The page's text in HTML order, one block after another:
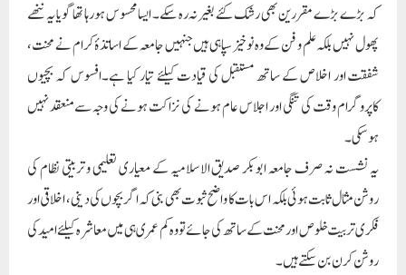
کہ بڑے بڑے مقررین بھی رشک کئے بغیر نہ رہ سکے۔ ایسا محسوس ہورہا تھا گویا یہ ننھے
پھول نہیں بلکہ علم و فن کے وہ نوخیز سپاہی ہیں جنہیں جامعہ کے اساتذۂ کرام نے محنت،
شفقت اور اخلاص کے ساتھ مستقبل کی قیادت کیلئے تیار کیا ہے۔افسوس کہ بچیوں
کاپروگرام وقت کی تنگی اور اجلاس عام ہونے کی نزاکت ہونے کی وجہ سے منعقد نہیں
ہوسکی۔
یہ نشست نہ صرف جامعہ ابوبکر صدیق الاسلامیہ کے معیاری تعلیمی و تربیتی نظام کی
روشن مثال ثابت ہوئی بلکہ اس بات کا واضح ثبوت بھی بنی کہ اگر بچوں کی دینی، اخلاقی اور
فکری تربیت خلوص اور محنت کے ساتھ کی جائے تو وہ کم عمری ہی میں معاشرہ کیلئے امید کی
روشن کرن بن سکتے ہیں۔